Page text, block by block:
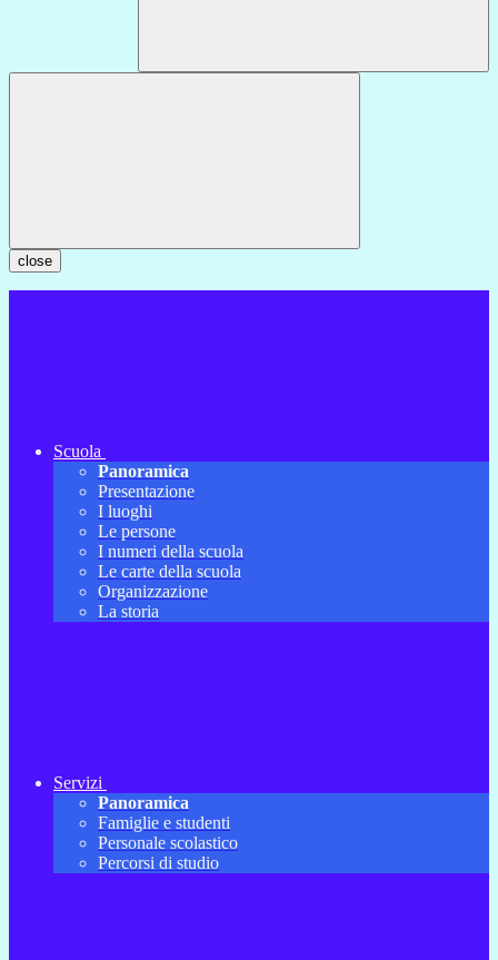
close
Scuola
Panoramica
Presentazione
I luoghi
Le persone
I numeri della scuola
Le carte della scuola
Organizzazione
La storia
Servizi
Panoramica
Famiglie e studenti
Personale scolastico
Percorsi di studio